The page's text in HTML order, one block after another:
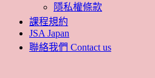
隱私權條款
課程規約
JSA Japan
聯絡我們 Contact us